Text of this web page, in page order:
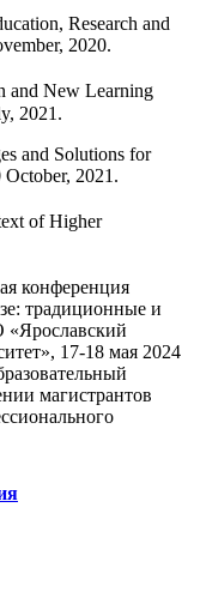
Research and
2020.
and New Learning
2021.
and Solutions for
2021.
of Higher
конференция
традиционные и
17-18 мая 2024
магистрантов